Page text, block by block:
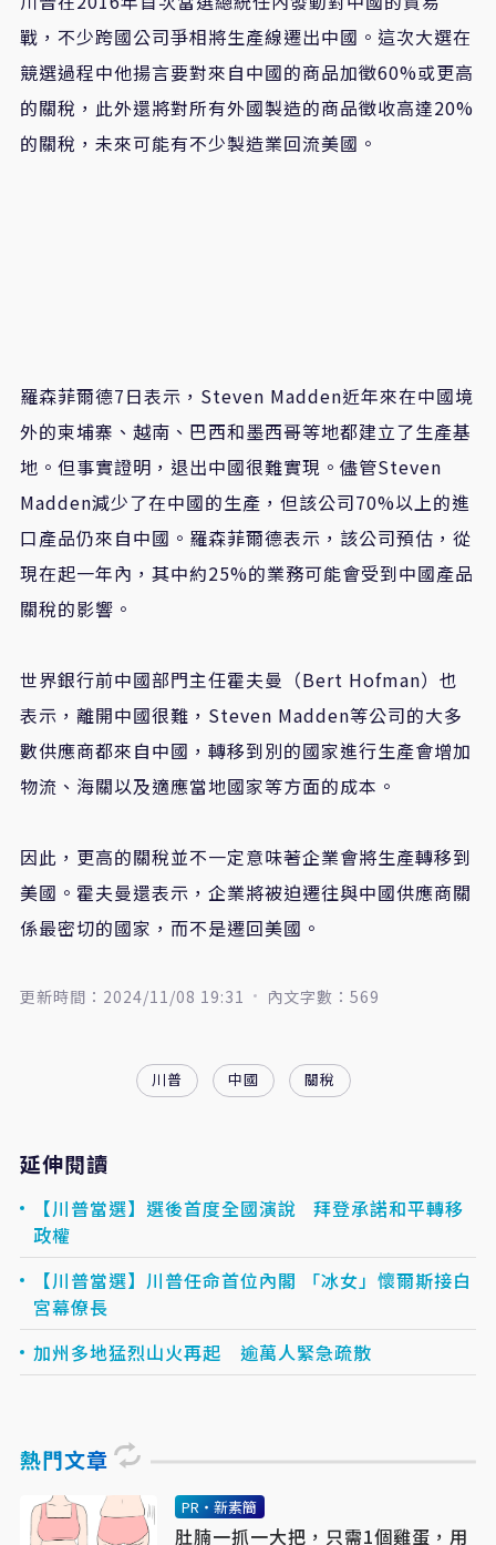
戰，不少跨國公司爭相將生產線遷出中國。這次大選在
競選過程中他揚言要對來自中國的商品加徵60%或更高
的關稅，此外還將對所有外國製造的商品徵收高達20%
的關稅，未來可能有不少製造業回流美國。
羅森菲爾德7日表示，Steven Madden近年來在中國境
外的柬埔寨、越南、巴西和墨西哥等地都建立了生產基
地。但事實證明，退出中國很難實現。儘管Steven
Madden減少了在中國的生產，但該公司70%以上的進
口產品仍來自中國。羅森菲爾德表示，該公司預估，從
現在起一年內，其中約25%的業務可能會受到中國產品
關稅的影響。
世界銀行前中國部門主任霍夫曼（Bert Hofman）也
表示，離開中國很難，Steven Madden等公司的大多
數供應商都來自中國，轉移到別的國家進行生產會增加
物流、海關以及適應當地國家等方面的成本。
因此，更高的關稅並不一定意味著企業會將生產轉移到
美國。霍夫曼還表示，企業將被迫遷往與中國供應商關
係最密切的國家，而不是遷回美國。
更新時間：2024/11/08 19:31 內文字數：569
川普 中國 關稅
延伸閱讀
【川普當選】選後首度全國演說 拜登承諾和平轉移
政權
【川普當選】川普任命首位內閣 「冰女」懷爾斯接白
宮幕僚長
加州多地猛烈山火再起 逾萬人緊急疏散
熱門文章
PR・新素簡
肚腩一抓一大把，只需1個雞蛋，用